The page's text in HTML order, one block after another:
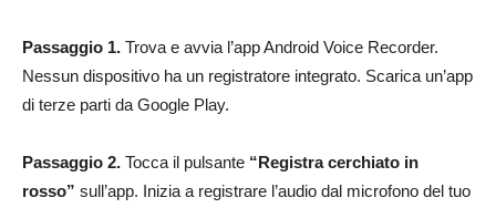
Passaggio 1. Trova e avvia l’app Android Voice Recorder.
Nessun dispositivo ha un registratore integrato. Scarica un’app
di terze parti da Google Play.
Passaggio 2. Tocca il pulsante “Registra cerchiato in
rosso” sull’app. Inizia a registrare l’audio dal microfono del tuo